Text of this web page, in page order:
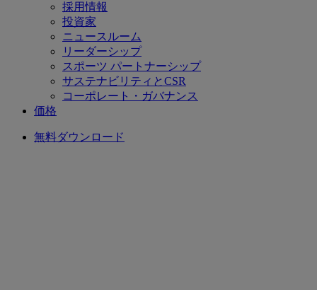
採用情報
投資家
ニュースルーム
リーダーシップ
スポーツ パートナーシップ
サステナビリティとCSR
コーポレート・ガバナンス
価格
無料ダウンロード